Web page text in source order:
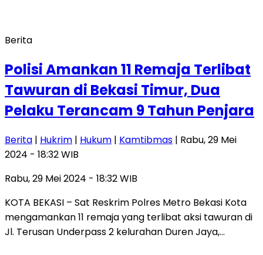
Berita
Polisi Amankan 11 Remaja Terlibat
Tawuran di Bekasi Timur, Dua
Pelaku Terancam 9 Tahun Penjara
Berita | Hukrim | Hukum | Kamtibmas | Rabu, 29 Mei
2024 - 18:32 WIB
Rabu, 29 Mei 2024 - 18:32 WIB
KOTA BEKASI – Sat Reskrim Polres Metro Bekasi Kota
mengamankan 11 remaja yang terlibat aksi tawuran di
Jl. Terusan Underpass 2 kelurahan Duren Jaya,…